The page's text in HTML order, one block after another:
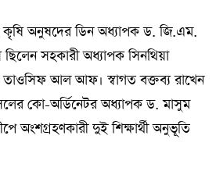
কৃষি অনুষদের ডিন অধ্যাপক ড. জি.এম.
সহকারী অধ্যাপক সিনথিয়া
আল আফ। স্বাগত বক্তব্য রাখেন
কো-অর্ডিনেটর অধ্যাপক ড. মাসুম
অংশগ্রহণকারী দুই শিক্ষার্থী অনুভূতি